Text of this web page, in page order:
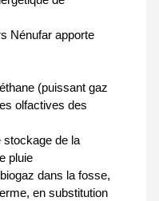
Nénufar apporte
(puissant gaz
olfactives des
stockage de la
pluie
dans la fosse,
en substitution